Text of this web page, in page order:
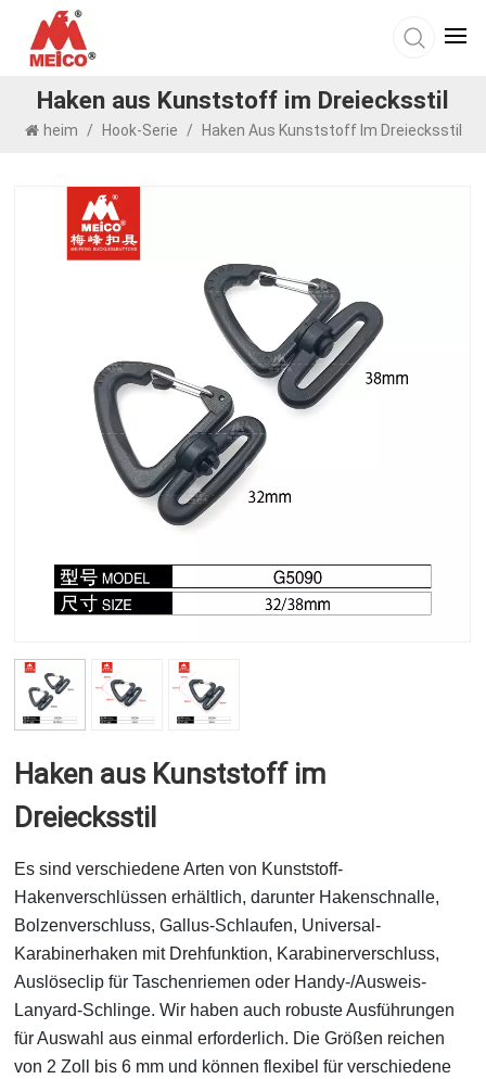
Haken aus Kunststoff im Dreiecksstil
heim / Hook-Serie / Haken Aus Kunststoff Im Dreiecksstil
Haken aus Kunststoff im
Dreiecksstil
Es sind verschiedene Arten von Kunststoff-
Hakenverschlüssen erhältlich, darunter Hakenschnalle,
Bolzenverschluss, Gallus-Schlaufen, Universal-
Karabinerhaken mit Drehfunktion, Karabinerverschluss,
Auslöseclip für Taschenriemen oder Handy-/Ausweis-
Lanyard-Schlinge. Wir haben auch robuste Ausführungen
für Auswahl aus einmal erforderlich. Die Größen reichen
von 2 Zoll bis 6 mm und können flexibel für verschiedene